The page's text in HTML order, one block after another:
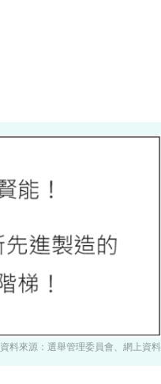
資料來源：選舉管理委員會、網上資料